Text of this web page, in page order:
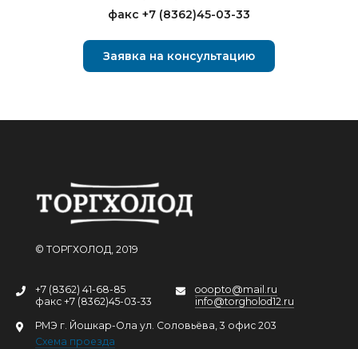
факс +7 (8362)45-03-33
Заявка на консультацию
© ТОРГХОЛОД, 2019
+7 (8362) 41-68-85
факс +7 (8362)45-03-33
ooopto@mail.ru
info@torgholod12.ru
РМЭ г. Йошкар-Ола ул. Соловьёва, 3 офис 203
Схема проезда